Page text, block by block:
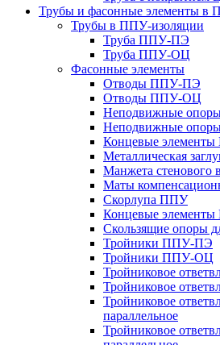
Трубы и фасонные элементы в
Трубы в ППУ-изоляции
Труба ППУ-ПЭ
Труба ППУ-ОЦ
Фасонные элементы
Отводы ППУ-ПЭ
Отводы ППУ-ОЦ
Неподвижные
Неподвижные
Концевые
Металлическая
Манжета стенового
Маты
Скорлупа ППУ
Концевые
Скользящие опоры
Тройники ППУ-ПЭ
Тройники ППУ-ОЦ
Тройниковое
Тройниковое
Тройниковое
параллельное
Тройниковое